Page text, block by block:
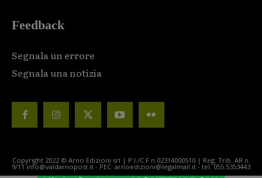
Feedback
Segnala un errore
Segnala una notizia
Copyright 2022 © Arno Edizioni srl | P.I./C.F n.02314000510 | Reg. Trib. AR n.
9/11 info@valdarnopost.it - PEC: arnoedizioni@legalmail.it - tel. 055.5353443